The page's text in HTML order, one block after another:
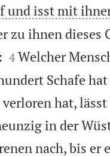
und isst mit
zu ihnen dieses


4 Welcher
Schafe
hat,
in der
nach, bis er